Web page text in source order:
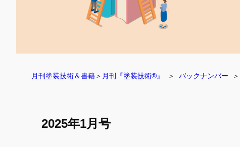
月刊塗装技術＆書籍＞ 月刊『塗装技術®』
  ＞
バックナンバー
  ＞
2025年1月号